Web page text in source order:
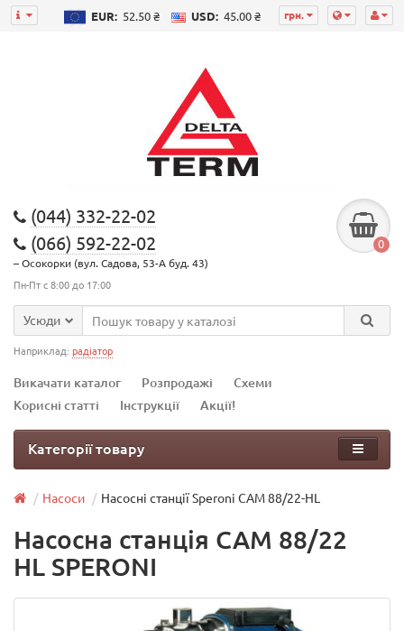
грн.
EUR: 52.50 ₴ USD: 45.00 ₴
(044) 332-22-02
(066) 592-22-02
– Осокорки (вул. Садова, 53-А буд. 43)
Пн-Пт с 8:00 до 17:00
0
Усюди
Наприклад: радіатор
Викачати каталог Розпродажі
Схеми
Корисні статті
Інструкції Акції!
Категорії товару
Насоси Насосні станції Speroni САМ 88/22-HL
Насосна станція САМ 88/22
HL SPERONI